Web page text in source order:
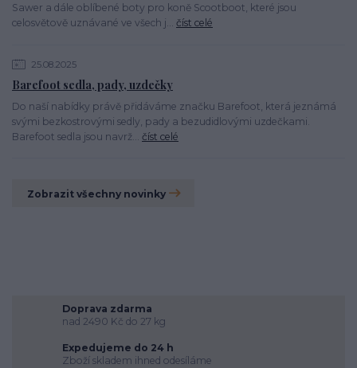
Sawer a dále oblíbené boty pro koně Scootboot, které jsou
celosvětově uznávané ve všech j... číst celé
25.08.2025
Barefoot sedla, pady, uzdečky
Do naší nabídky právě přidáváme značku Barefoot, která jeznámá
svými bezkostrovými sedly, pady a bezudidlovými uzdečkami.
Barefoot sedla jsou navrž... číst celé
Zobrazit všechny novinky
Doprava zdarma
nad 2490 Kč do 27 kg
Expedujeme do 24 h
Zboží skladem ihned odesíláme